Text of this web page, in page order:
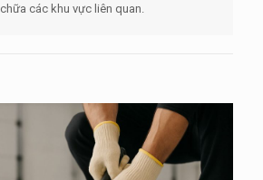
chữa các khu vực liên quan.